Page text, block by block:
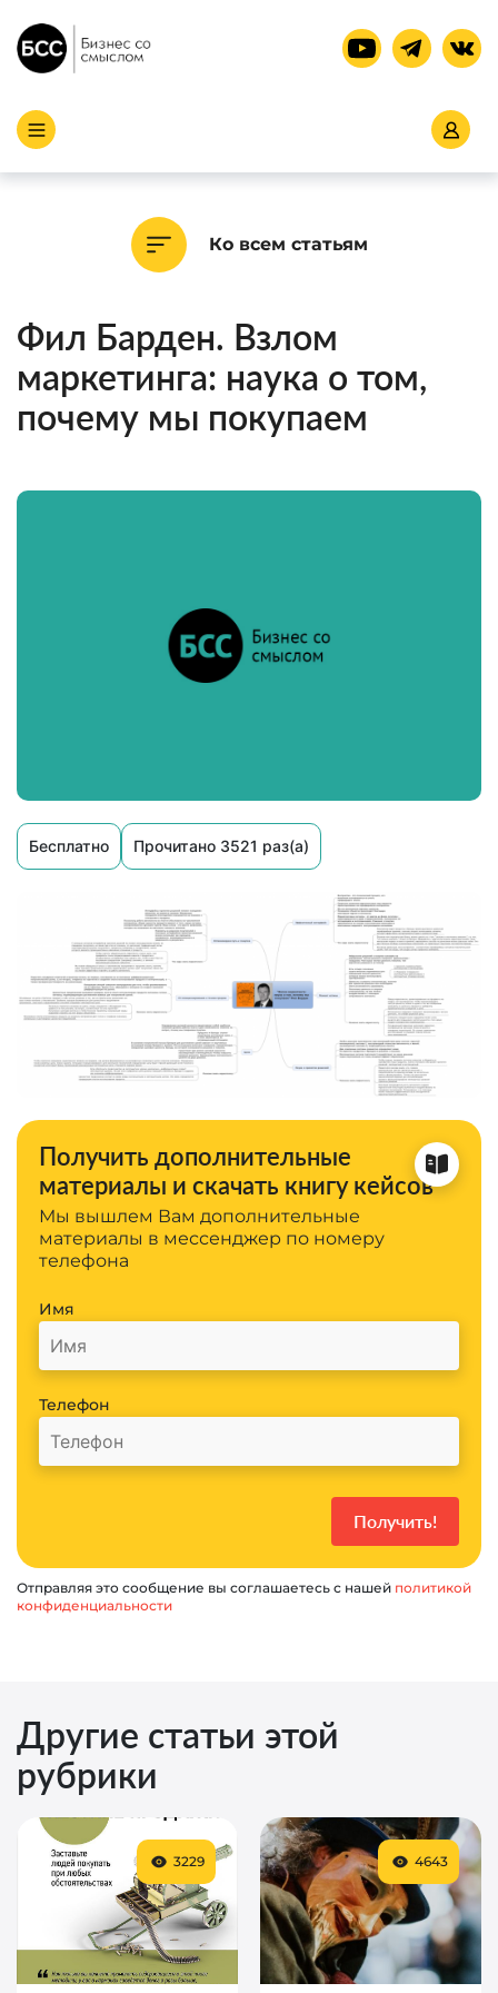
Ко всем статьям
Фил Барден. Взлом
маркетинга: наука о том,
почему мы покупаем
Бесплатно Прочитано 3521 раз(а)
Получить дополнительные
материалы и скачать книгу кейсов
Мы вышлем Вам дополнительные
материалы в мессенджер по номеру
телефона
Имя
Телефон
Отправляя это сообщение вы соглашаетесь с нашей политикой
конфиденциальности
Другие статьи этой
рубрики
3229 4643